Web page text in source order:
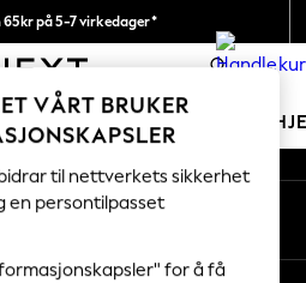
65kr på 5-7 virkedager*
alle tollavgifter 0
KVINNER
nettverk
VÅRT BRUKER
til nettverkets sikkerhet
en persontilpasset
for å få